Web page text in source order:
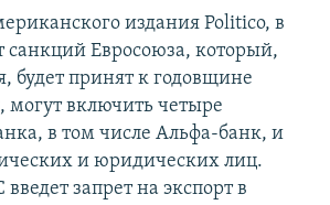
издания Politico, в
санкций Евросоюза, который,
будет принят к годовщине
могут включить четыре
в том числе Альфа-банк, и
и юридических лиц.
запрет на экспорт в